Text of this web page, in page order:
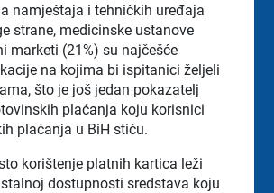
namještaja i tehničkih uređaja
strane, medicinske ustanove
marketi (21%) su najčešće
na kojima bi ispitanici željeli
što je još jedan pokazatelj
plaćanja koju korisnici
plaćanja u BiH stiču.
korištenje platnih kartica leži
dostupnosti sredstava koju